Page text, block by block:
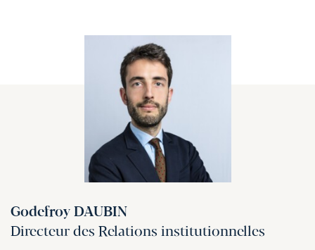
Godefroy DAUBIN
Directeur des Relations institutionnelles